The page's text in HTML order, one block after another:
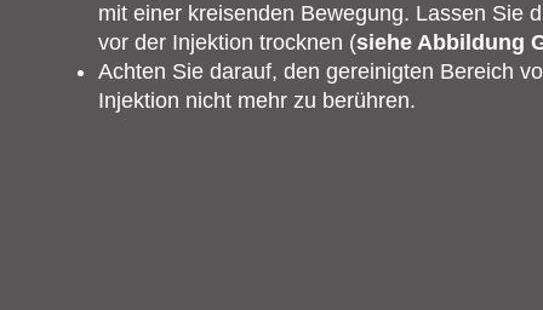
mit einer kreisenden Bewegung. Lassen Sie
vor der Injektion trocknen (siehe Abbildung
Achten Sie darauf, den gereinigten Bereich
Injektion nicht mehr zu berühren.